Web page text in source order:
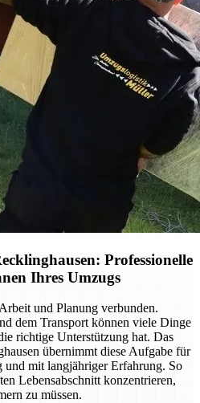
Professionelle
Ihres Umzugs
und Planung verbunden.
dem Transport können viele Dinge
richtige Unterstützung hat. Das
übernimmt diese Aufgabe für
und mit langjähriger Erfahrung. So
Lebensabschnitt konzentrieren,
zu müssen.